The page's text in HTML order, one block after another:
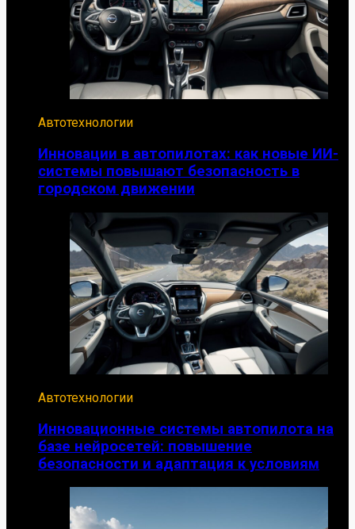
Автотехнологии
Инновации в автопилотах: как новые ИИ-
системы повышают безопасность в
городском движении
Автотехнологии
Инновационные системы автопилота на
базе нейросетей: повышение
безопасности и адаптация к условиям